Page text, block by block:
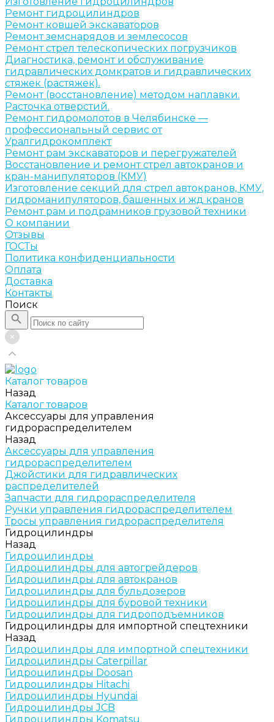
Ремонт гидроцилиндров
Ремонт ковшей экскаваторов
Ремонт земснарядов и землесосов
Ремонт стрел телескопических погрузчиков
Диагностика, ремонт и обслуживание
гидравлических домкратов и гидравлических
стяжек (растяжек).
Ремонт (восстановление) методом наплавки.
Расточка отверстий.
Ремонт гидромолотов в Челябинске —
профессиональный сервис от
Уралгидрокомплект
Ремонт рам экскаваторов и перегружателей
Восстановление и ремонт стрел автокранов и
кран-манипуляторов (КМУ)
Изготовление секций для стрел автокранов, КМУ,
гидроманипуляторов, башенных и жд кранов
Ремонт рам и подрамников грузовой техники
О компании
Отзывы
ГОСТы
Политика конфиденциальности
Оплата
Доставка
Контакты
Поиск
Каталог товаров
Назад
Каталог товаров
Аксессуары для управления
гидрораспределителем
Назад
Аксессуары для управления
гидрораспределителем
Джойстики для гидравлических
распределителей
Запчасти для гидрораспределителя
Ручки управления гидрораспределителем
Тросы управления гидрораспределителя
Гидроцилиндры
Назад
Гидроцилиндры
Гидроцилиндры для автогрейдеров
Гидроцилиндры для автокранов
Гидроцилиндры для бульдозеров
Гидроцилиндры для буровой техники
Гидроцилиндры для гидроподъемников
Гидроцилиндры для импортной спецтехники
Назад
Гидроцилиндры для импортной спецтехники
Гидроцилиндры Caterpillar
Гидроцилиндры Doosan
Гидроцилиндры Hitachi
Гидроцилиндры Hyundai
Гидроцилиндры JCB
Гидроцилиндры Komatsu